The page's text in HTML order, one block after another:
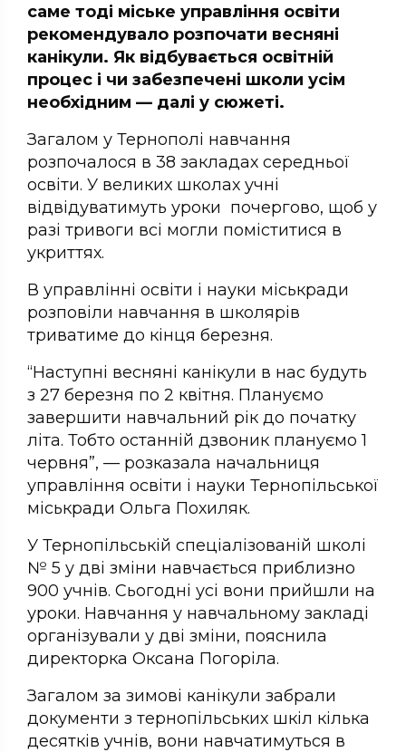
саме тоді міське управління освіти
рекомендувало розпочати весняні
канікули. Як відбувається освітній
процес і чи забезпечені школи усім
необхідним — далі у сюжеті.
Загалом у Тернополі навчання
розпочалося в 38 закладах середньої
освіти. У великих школах учні
відвідуватимуть уроки почергово, щоб у
разі тривоги всі могли поміститися в
укриттях.
В управлінні освіти і науки міськради
розповіли навчання в школярів
триватиме до кінця березня.
“Наступні весняні канікули в нас будуть
з 27 березня по 2 квітня. Плануємо
завершити навчальний рік до початку
літа. Тобто останній дзвоник плануємо 1
червня”, — розказала начальниця
управління освіти і науки Тернопільської
міськради Ольга Похиляк.
У Тернопільській спеціалізованій школі
№ 5 у дві зміни навчається приблизно
900 учнів. Сьогодні усі вони прийшли на
уроки. Навчання у навчальному закладі
організували у дві зміни, пояснила
директорка Оксана Погоріла.
Загалом за зимові канікули забрали
документи з тернопільських шкіл кілька
десятків учнів, вони навчатимуться в